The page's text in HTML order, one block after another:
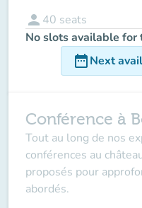
person 40 seats
No slots available for
date_rangeNext
Conférence à
Tout au long de nos
conférences au
proposés pour
abordés.